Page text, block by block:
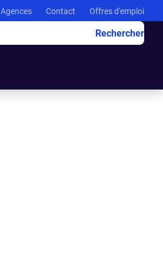
Agences Contact Offres d'emploi
Rechercher